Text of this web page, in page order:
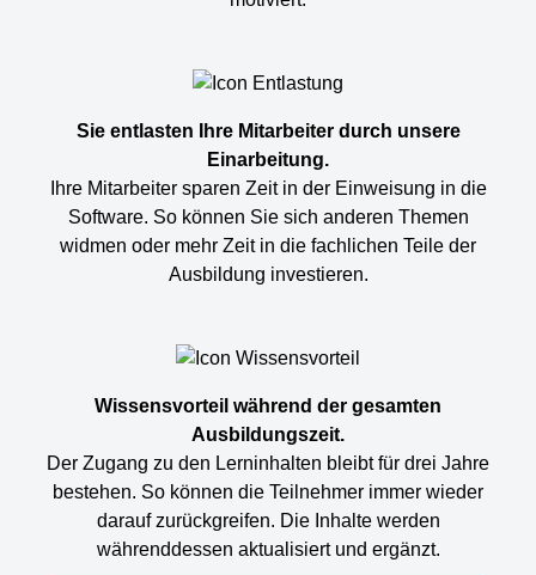
Sie entlasten Ihre Mitarbeiter durch unsere
Einarbeitung.
Ihre Mitarbeiter sparen Zeit in der Einweisung in die
Software. So können Sie sich anderen Themen
widmen oder mehr Zeit in die fachlichen Teile der
Ausbildung investieren.
Wissensvorteil während der gesamten
Ausbildungszeit.
Der Zugang zu den Lerninhalten bleibt für drei Jahre
bestehen. So können die Teilnehmer immer wieder
darauf zurückgreifen. Die Inhalte werden
währenddessen aktualisiert und ergänzt.